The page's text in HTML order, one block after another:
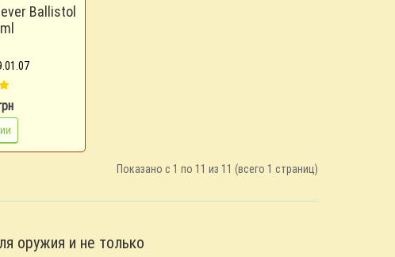
Ballistol
Показано с 1 по 11 из 11 (всего 1 страниц)
оружия и не только